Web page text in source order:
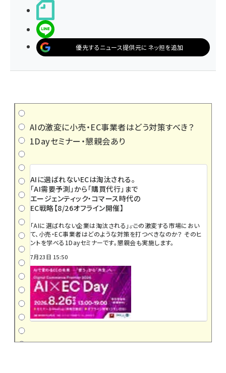
優先するニュース提供元にネッ担を追加
AIの激変に小売・EC事業者はどう対策すべき？
1Dayセミナー・懇親会あり
AIに選ばれないECは淘汰される。
「AI需要予測」から「購買代行」まで
エージェンティック・コマース時代の
EC戦略【8/26オフライン開催】
「AIに選ばれない企業は淘汰される」――。この激変する市場におい
て、小売・EC事業者はどのような対策を打つべきなのか？ そのヒ
ントを学べる1Dayセミナーです。懇親会も実施します。
7月23日 15:50